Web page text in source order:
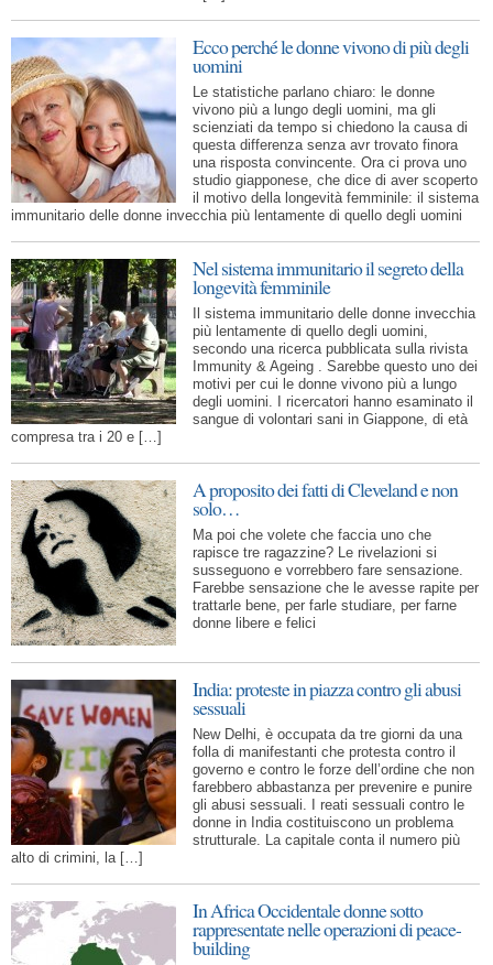
Ecco perché le donne vivono di più degli
uomini
Le statistiche parlano chiaro: le donne
vivono più a lungo degli uomini, ma gli
scienziati da tempo si chiedono la causa di
questa differenza senza avr trovato finora
una risposta convincente. Ora ci prova uno
studio giapponese, che dice di aver scoperto
il motivo della longevità femminile: il sistema
immunitario delle donne invecchia più lentamente di quello degli uomini
Nel sistema immunitario il segreto della
longevità femminile
Il sistema immunitario delle donne invecchia
più lentamente di quello degli uomini,
secondo una ricerca pubblicata sulla rivista
Immunity & Ageing . Sarebbe questo uno dei
motivi per cui le donne vivono più a lungo
degli uomini. I ricercatori hanno esaminato il
sangue di volontari sani in Giappone, di età
compresa tra i 20 e […]
A proposito dei fatti di Cleveland e non
solo…
Ma poi che volete che faccia uno che
rapisce tre ragazzine? Le rivelazioni si
susseguono e vorrebbero fare sensazione.
Farebbe sensazione che le avesse rapite per
trattarle bene, per farle studiare, per farne
donne libere e felici
India: proteste in piazza contro gli abusi
sessuali
New Delhi, è occupata da tre giorni da una
folla di manifestanti che protesta contro il
governo e contro le forze dell’ordine che non
farebbero abbastanza per prevenire e punire
gli abusi sessuali. I reati sessuali contro le
donne in India costituiscono un problema
strutturale. La capitale conta il numero più
alto di crimini, la […]
In Africa Occidentale donne sotto
rappresentate nelle operazioni di peace-
building